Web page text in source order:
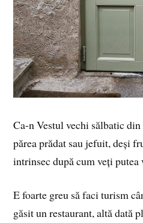
Ca-n Vestul vechi sălbatic
părea prădat sau jefuit, deși
intrinsec după cum veți putea
E foarte greu să faci turism
găsit un restaurant, altă dată